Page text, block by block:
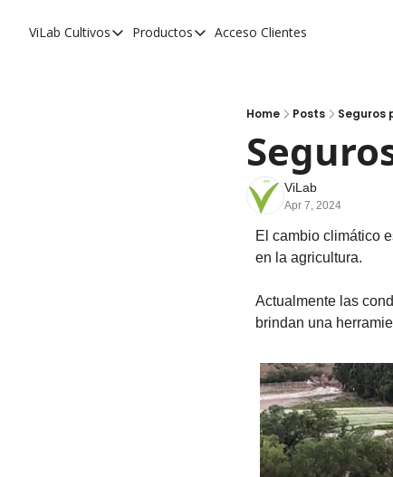
ViLab Cultivos
Cultivos
Productos
Productos
Estudio de Zonificación
Monitoreo Satelital de Cultivos
Acceso Clientes
Home Posts Seguros
ViLab
Apr 7, 2024
El cambio climático
en la agricultura.
Actualmente las
brindan una